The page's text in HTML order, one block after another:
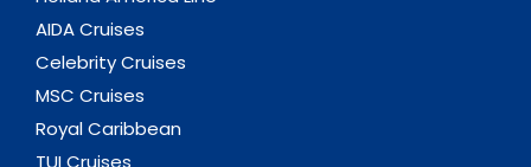
AIDA Cruises
Celebrity Cruises
MSC Cruises
Royal Caribbean
TUI Cruises